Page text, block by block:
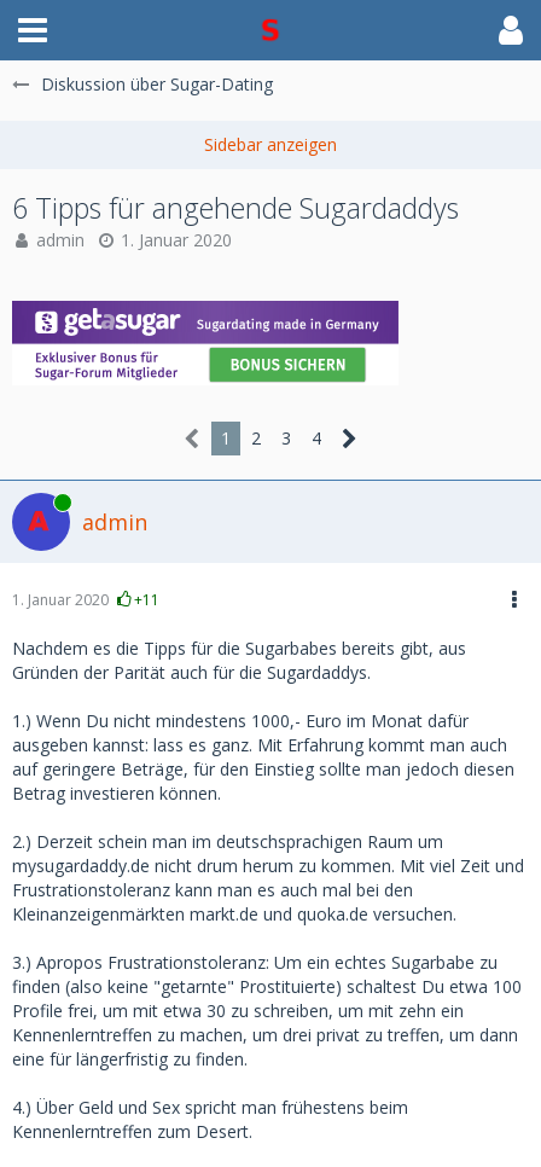
Diskussion über Sugar-Dating
6 Tipps für angehende Sugardaddys
admin 1. Januar 2020
1 2 3 4
Online
admin
1. Januar 2020 +11
Nachdem es die Tipps für die Sugarbabes bereits gibt, aus
Gründen der Parität auch für die Sugardaddys.
1.) Wenn Du nicht mindestens 1000,- Euro im Monat dafür
ausgeben kannst: lass es ganz. Mit Erfahrung kommt man auch
auf geringere Beträge, für den Einstieg sollte man jedoch diesen
Betrag investieren können.
2.) Derzeit schein man im deutschsprachigen Raum um
mysugardaddy.de nicht drum herum zu kommen. Mit viel Zeit und
Frustrationstoleranz kann man es auch mal bei den
Kleinanzeigenmärkten markt.de und quoka.de versuchen.
3.) Apropos Frustrationstoleranz: Um ein echtes Sugarbabe zu
finden (also keine "getarnte" Prostituierte) schaltest Du etwa 100
Profile frei, um mit etwa 30 zu schreiben, um mit zehn ein
Kennenlerntreffen zu machen, um drei privat zu treffen, um dann
eine für längerfristig zu finden.
4.) Über Geld und Sex spricht man frühestens beim
Kennenlerntreffen zum Desert.